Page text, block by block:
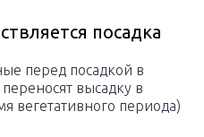
посадка
перед посадкой в
высадку в
вегетативного периода)